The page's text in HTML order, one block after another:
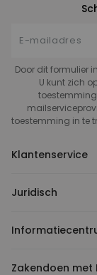
Door dit formulier
U kunt zich
toestemming in te
Klantenservice
Juridisch
Zakendoen met